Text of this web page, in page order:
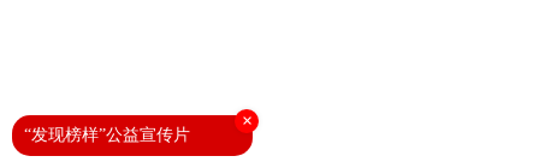
×
“发现榜样”公益宣传片